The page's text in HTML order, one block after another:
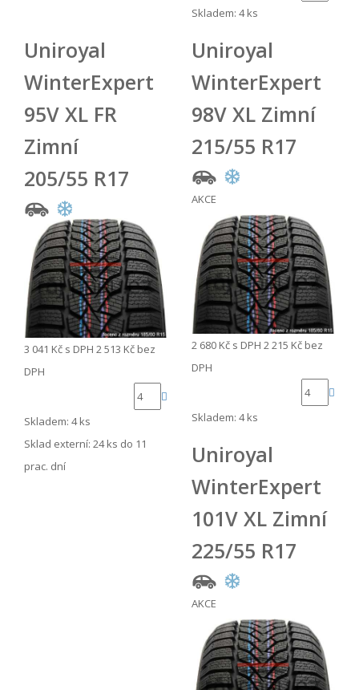
Skladem: 4 ks
Uniroyal
WinterExpert
95V XL FR
Zimní
205/55 R17
3 041 Kč s DPH 2 513 Kč bez
DPH
Skladem: 4 ks
Sklad externí: 24 ks do 11
prac. dní
Uniroyal
WinterExpert
98V XL Zimní
215/55 R17
AKCE
2 680 Kč s DPH 2 215 Kč bez
DPH
Skladem: 4 ks
Uniroyal
WinterExpert
101V XL Zimní
225/55 R17
AKCE